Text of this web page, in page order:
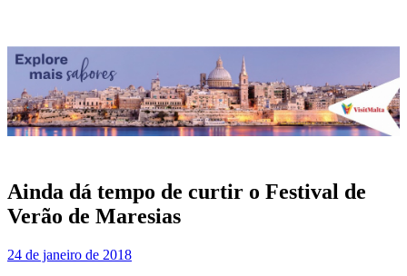
Ainda dá tempo de curtir o Festival de
Verão de Maresias
24 de janeiro de 2018